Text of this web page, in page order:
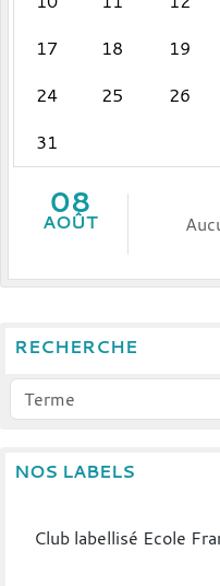
17
18 19
24
25 26
31
08
AOÛT
RECHERCHE
NOS LABELS
Club labellisé Ecole